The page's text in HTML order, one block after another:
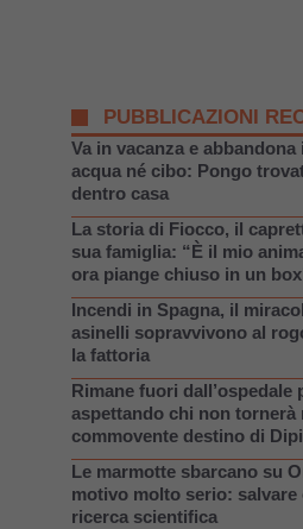
PUBBLICAZIONI
Va in vacanza e abbandona
acqua né cibo: Pongo
dentro casa
La storia di Fiocco, il
sua famiglia: “È il mio
ora piange chiuso in un
Incendi in Spagna, il
asinelli sopravvivono al
la fattoria
Rimane fuori dall’ospedale
aspettando chi non tornerà
commovente destino di
Le marmotte sbarcano su
motivo molto serio: salvare
ricerca scientifica